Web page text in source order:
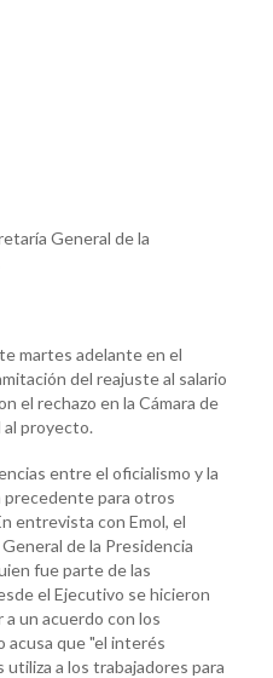
General de la
martes adelante en el
del reajuste al salario
el rechazo en la Cámara de
proyecto.
entre el oficialismo y la
precedente para otros
entrevista con Emol, el
de la Presidencia
fue parte de las
el Ejecutivo se hicieron
un acuerdo con los
acusa que "el interés
a los trabajadores para